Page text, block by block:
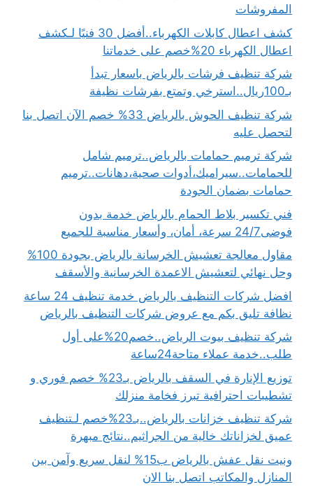
المفروشات
كشف اعطال كابلات الكهرباء..أفضل 30 فنيًا لـكشف
اعطال الكهرباء 20%خصم على خدماتنا
شركة تنظيف فرشات بالرياض باسعار تبدأ
بـ100ريال..استرخي وتمتع بفرشات نظيفة
شركة تنظيف الحوش بالرياض 33% خصم الآن اتصل بنا
لتحصل عليه
شركة ترميم حمامات بالرياض..ترميم شامل
للحمامات..سيراميك،أدوات صحية،دهانات..ترميم
حمامات بضمان الجودة
فني تكسير بلاط الحمام بالرياض خدمة بدون
فوضى24/7 سرعة، أمان، وأسعار مناسبة للجميع
مقاول معالجة تعشيش الخرسانة بالرياض بجودة 100%
وحل نهائي لتعشيش الاعمدة الخرسانية والأسقف
افضل شركات التنظيف بالرياض خدمة تنظيف 24 ساعة
نظافة تليق بكم مع عروض شركات التنظيف بالرياض
شركة تنظيف بيوت الرياض..خصم20%على أول
طلب..خدمة عملاء متاحة24ساعة
توزيع الإنارة في السقف بالرياض بـ23% خصم فوري و
تشطيبات احترافية تبرز فخامة منزلك
شركة تنظيف خزانات بالرياض..بـ23%خصم لـتنظيف
عميق لخزاناتك خالية من الجراثيم..نتائج مبهرة
ونيت نقل عفش بالرياض ب15% لنقل سريع وآمن بين
المنازل والمكاتب اتصل بنا الان